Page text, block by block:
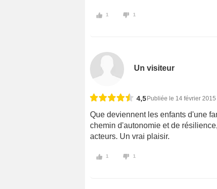
1 1
Un visiteur
4,5 Publiée le 14 février 2015
Que deviennent les enfants d'une
chemin d'autonomie et de
acteurs. Un vrai plaisir.
1 1